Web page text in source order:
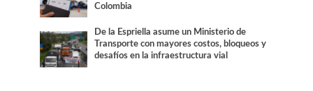
Colombia
De la Espriella asume un Ministerio de
Transporte con mayores costos, bloqueos y
desafíos en la infraestructura vial